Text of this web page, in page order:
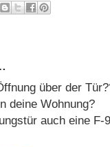
über der
deine Wohnung?
auch eine F-